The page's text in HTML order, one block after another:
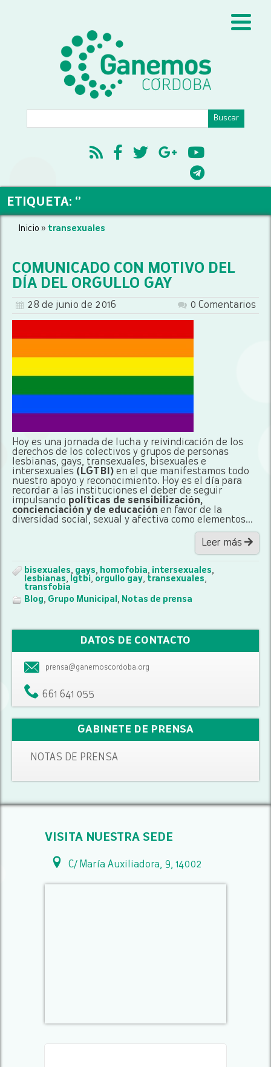
ETIQUETA: ‘’
Inicio » transexuales
COMUNICADO CON MOTIVO DEL
DÍA DEL ORGULLO GAY
28 de junio de 2016 0 Comentarios
Hoy es una jornada de lucha y reivindicación de los
derechos de los colectivos y grupos de personas
lesbianas, gays, transexuales, bisexuales e
intersexuales (LGTBI) en el que manifestamos todo
nuestro apoyo y reconocimiento. Hoy es el día para
recordar a las instituciones el deber de seguir
impulsando políticas de sensibilización,
concienciación y de educación en favor de la
diversidad social, sexual y afectiva como elementos...
Leer más
bisexuales, gays, homofobia, intersexuales,
lesbianas, lgtbi, orgullo gay, transexuales,
transfobia
Blog, Grupo Municipal , Notas de prensa
DATOS DE CONTACTO
prensa@ganemoscordoba.org
661 641 055
GABINETE DE PRENSA
NOTAS DE PRENSA
VISITA NUESTRA SEDE
C/ María Auxiliadora, 9, 14002